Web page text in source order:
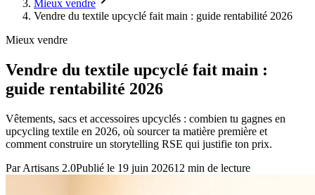
Mieux vendre
Vendre du textile upcyclé fait main : guide rentabilité 2026
Mieux vendre
Vendre du textile upcyclé fait main :
guide rentabilité 2026
Vêtements, sacs et accessoires upcyclés : combien tu gagnes en
upcycling textile en 2026, où sourcer ta matière première et
comment construire un storytelling RSE qui justifie ton prix.
ParArtisans 2.0Publié le 19 juin 202612 min de lecture